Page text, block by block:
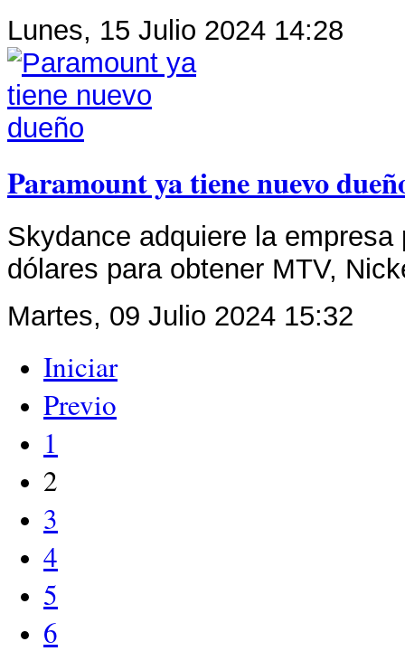
Lunes, 15 Julio 2024 14:28
Paramount ya tiene nuevo
Skydance adquiere la
dólares para obtener MTV,
Martes, 09 Julio 2024 15:32
Iniciar
Previo
1
2
3
4
5
6